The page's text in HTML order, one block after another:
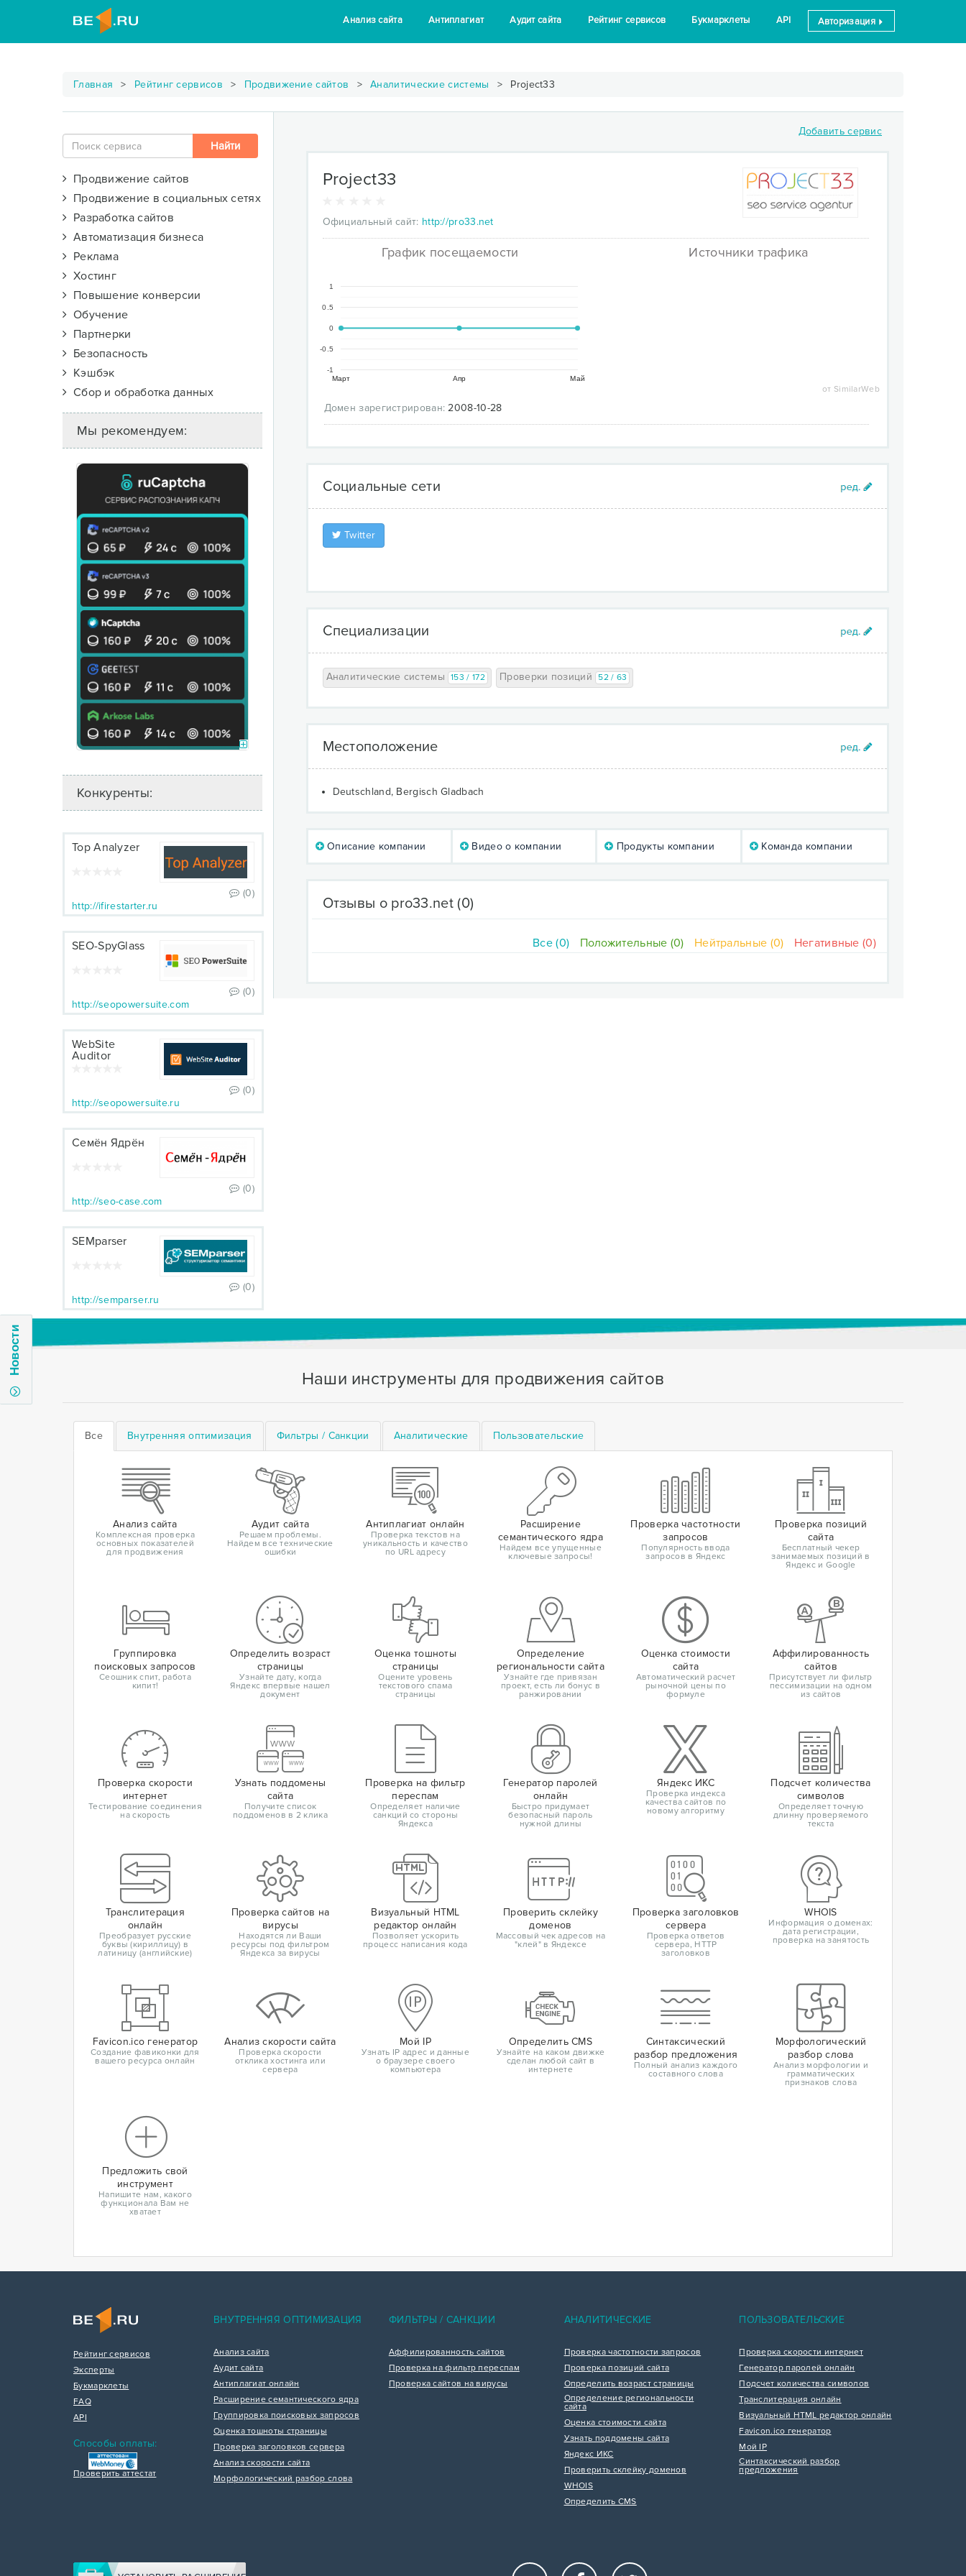
Анализ сайта Антиплагиат Аудит сайта Рейтинг сервисов Букмарклеты API Авторизация
Новости
Главная Рейтинг сервисов Продвижение сайтов Аналитические системы Project33
Продвижение сайтов
Продвижение в социальных сетях
Разработка сайтов
Автоматизация бизнеса
Реклама
Хостинг
Повышение конверсии
Обучение
Партнерки
Безопасность
Кэшбэк
Сбор и обработка данных
Мы рекомендуем:
Конкуренты:
Top Analyzer
(0)
http://ifirestarter.ru
SEO-SpyGlass
(0)
http://seopowersuite.com
WebSite
Auditor
(0)
http://seopowersuite.ru
Семён Ядрён
(0)
http://seo-case.com
SEMparser
(0)
http://semparser.ru
Добавить сервис
Project33
Официальный сайт: http://pro33.net
График посещаемости
Март Апр Май
-1
-0.5
0
0.5
1
Источники трафика
от SimilarWeb
Домен зарегистрирован: 2008-10-28
Социальные сети
Twitter
Специализации
Аналитические системы 153 / 172 Проверки позиций 52 / 63
Местоположение
Deutschland, Bergisch Gladbach
Описание компании Видео о компании Продукты компании Команда компании
Отзывы о pro33.net(0)
Все (0) Положительные (0) Нейтральные (0) Негативные (0)
Наши инструменты для продвижения сайтов
Все Внутренняя оптимизация Фильтры / Санкции Аналитические Пользовательские
Анализ сайта
Комплексная проверка
основных показателей
для продвижения
Аудит сайта
Решаем проблемы.
Найдем все технические
ошибки
Антиплагиат онлайн
Проверка текстов на
уникальность и качество
по URL адресу
Расширение
семантического ядра
Найдем все упущенные
ключевые запросы!
Проверка частотности
запросов
Популярность ввода
запросов в Яндекс
Проверка позиций
сайта
Бесплатный чекер
занимаемых позиций в
Яндекс и Google
Группировка
поисковых запросов
Сеошник спит, работа
кипит!
Определить возраст
страницы
Узнайте дату, когда
Яндекс впервые нашел
документ
Оценка тошноты
страницы
Оцените уровень
текстового спама
страницы
Определение
региональности сайта
Узнайте где привязан
проект, есть ли бонус в
ранжировании
Оценка стоимости
сайта
Автоматический расчет
рыночной цены по
формуле
Аффилированность
сайтов
Присутствует ли фильтр
пессимизации на одном
из сайтов
Проверка скорости
интернет
Тестирование соединения
на скорость
Узнать поддомены
сайта
Получите список
поддоменов в 2 клика
Проверка на фильтр
переспам
Определяет наличие
санкций со стороны
Яндекса
Генератор паролей
онлайн
Быстро придумает
безопасный пароль
нужной длины
Яндекс ИКС
Проверка индекса
качества сайтов по
новому алгоритму
Подсчет количества
символов
Определяет точную
длинну проверяемого
текста
Транслитерация
онлайн
Преобразует русские
буквы (кириллицу) в
латиницу (английские)
Проверка сайтов на
вирусы
Находятся ли Ваши
ресурсы под фильтром
Яндекса за вирусы
Визуальный HTML
редактор онлайн
Позволяет ускорить
процесс написания кода
Проверить склейку
доменов
Массовый чек адресов на
"клей" в Яндексе
Проверка заголовков
сервера
Проверка ответов
сервера, HTTP
заголовков
WHOIS
Информация о доменах:
дата регистрации,
проверка на занятость
Favicon.ico генератор
Создание фавиконки для
вашего ресурса онлайн
Анализ скорости сайта
Проверка скорости
отклика хостинга или
сервера
Мой IP
Узнать IP адрес и данные
о браузере своего
компьютера
Определить CMS
Узнайте на каком движке
сделан любой сайт в
интернете
Синтаксический
разбор предложения
Полный анализ каждого
составного слова
Морфологический
разбор слова
Анализ морфологии и
грамматических
признаков слова
Предложить свой
инструмент
Напишите нам, какого
функционала Вам не
хватает
Рейтинг сервисов
Эксперты
Букмарклеты
FAQ
API
Способы оплаты:
Проверить аттестат
ВНУТРЕННЯЯ ОПТИМИЗАЦИЯ
Анализ сайта
Аудит сайта
Антиплагиат онлайн
Расширение семантического ядра
Группировка поисковых запросов
Оценка тошноты страницы
Проверка заголовков сервера
Анализ скорости сайта
Морфологический разбор слова
ФИЛЬТРЫ / САНКЦИИ
Аффилированность сайтов
Проверка на фильтр переспам
Проверка сайтов на вирусы
АНАЛИТИЧЕСКИЕ
Проверка частотности запросов
Проверка позиций сайта
Определить возраст страницы
Определение региональности
сайта
Оценка стоимости сайта
Узнать поддомены сайта
Яндекс ИКС
Проверить склейку доменов
WHOIS
Определить CMS
ПОЛЬЗОВАТЕЛЬСКИЕ
Проверка скорости интернет
Генератор паролей онлайн
Подсчет количества символов
Транслитерация онлайн
Визуальный HTML редактор онлайн
Favicon.ico генератор
Мой IP
Синтаксический разбор
предложения